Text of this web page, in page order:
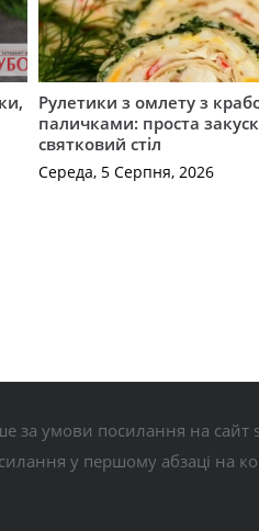
Рулетики з омлету з
паличками: проста
святковий стіл
Середа, 5 Серпня, 2026
за умови посилання на сайт
у першому абзаці на